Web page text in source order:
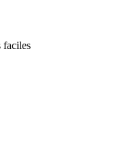
faciles